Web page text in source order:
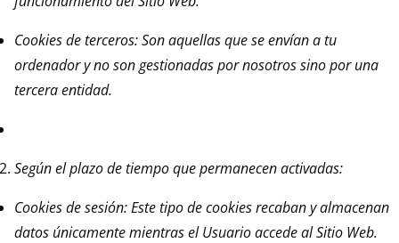
Cookies de terceros: Son aquellas que se envían a tu
ordenador y no son gestionadas por nosotros sino por una
tercera entidad.
Según el plazo de tiempo que permanecen activadas:
Cookies de sesión: Este tipo de cookies recaban y almacenan
datos únicamente mientras el Usuario accede al Sitio Web.